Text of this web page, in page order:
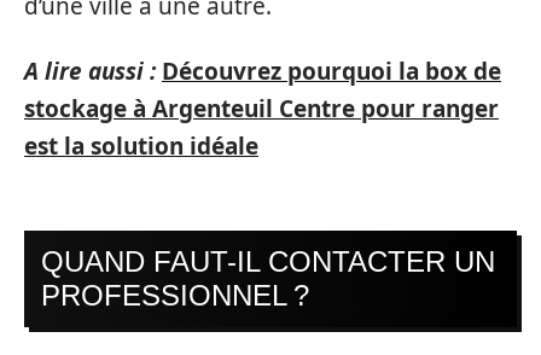
A lire aussi : Découvrez pourquoi la box de
stockage à Argenteuil Centre pour ranger
est la solution idéale
QUAND FAUT-IL CONTACTER UN
PROFESSIONNEL ?